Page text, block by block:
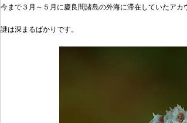
今まで３月～５月に慶良間諸島の外海に滞在していたアカ
謎は深まるばかりです。